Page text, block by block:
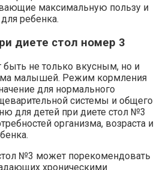
максимальную пользу и
ребенка.
диете стол номер 3
не только вкусным, но и
малышей. Режим кормления
для нормального
системы и общего
для детей при диете стол №3
организма, возраста и
№3 может порекомендовать
хроническими